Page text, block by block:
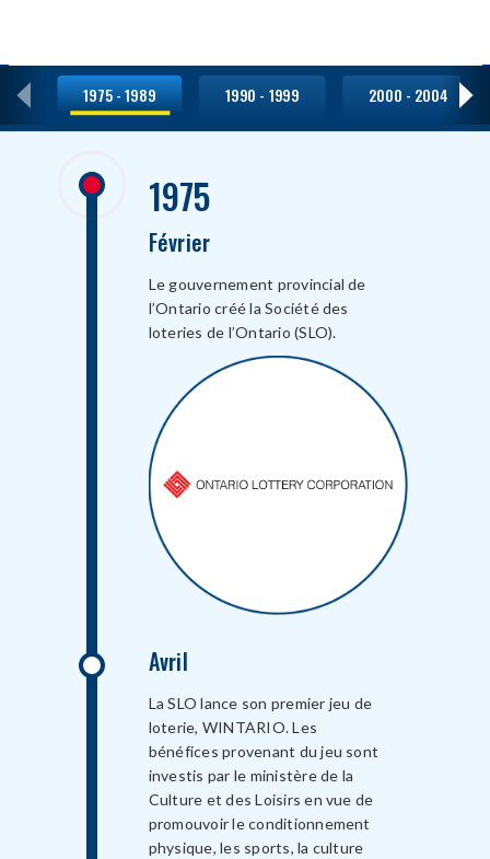
1975 - 1989 1990 - 1999 2000 - 2004
1975
Février
Le gouvernement provincial de
l’Ontario créé la Société des
loteries de l’Ontario (SLO).
Avril
La SLO lance son premier jeu de
loterie, WINTARIO. Les
bénéfices provenant du jeu sont
investis par le ministère de la
Culture et des Loisirs en vue de
promouvoir le conditionnement
physique, les sports, la culture